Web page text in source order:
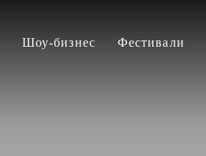
Шоу-бизнес Фестивали